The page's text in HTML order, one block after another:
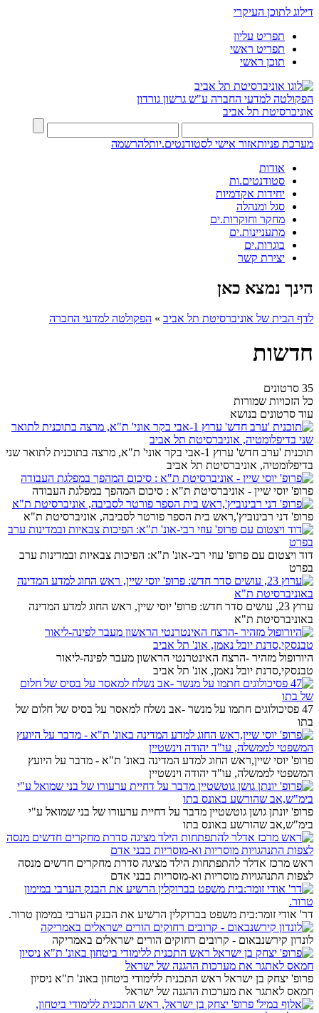
דילוג לתוכן העיקרי
תפריט עליון
תפריט ראשי
תוכן ראשי
הפקולטה למדעי החברה ע"ש גרשון גורדון
אוניברסיטת תל אביב
מערכת פניותאזור אישי לסטודנטים.יותלהרשמה
אודות
סטודנטים.ות
יחידות אקדמיות
סגל ומנהלה
מחקר וחוקרות.ים
מתעניינות.ים
בוגרות.ים
יצירת קשר
הינך נמצא כאן
לדף הבית של אוניברסיטת תל אביב » הפקולטה למדעי החברה
חדשות
35 סרטונים
כל הזכויות שמורות
עוד סרטונים בנושא
תוכנית 'ערב חדש' ערוץ 1-אבי בקר אוני' ת"א, מרצה בתוכנית לתואר שני
בדיפלומטיה, אוניברסיטת תל אביב
פרופ' יוסי שיין - אוניברסיטת ת"א : סיכום המהפך במפלגת העבודה
פרופ' דני רבינוביץ',ראש בית הספר פורטר לסביבה, אוניברסיטת ת"א
דוד ויצטום עם פרופ' עוזי רבי-אונ' ת"א: הפיכות צבאיות ובמדינות ערב
בפרט
ערוץ 23, עושים סדר חדש: פרופ' יוסי שיין, ראש החוג למדע המדינה
באוניברסיטת ת"א
היורופול מזהיר -הרצח האינטרנטי הראשון מעבר לפינה-ליאור
טבנסקי,סדנת יובל נאמן, אונ' תל אביב
47 פסיכולוגים חתמו על מנשר -אב נשלח למאסר על בסיס של חלום של
בתו
פרופ' יוסי שיין,ראש החוג למדע המדינה באונ' ת"א - מדבר על היועץ
המשפטי לממשלה, עו"ד יהודה וינשטיין
פרופ' יונתן גושן גוטשטיין מדבר על דחיית ערעורו של בני שמואל ע"י
בימ"ש,אב שהורשע באונס בתו
ראש מרכז אדלר להתפתחות הילד מציגה סדרת מחקרים חדשים מנסה
לצפות התנהגויות מוסריות וא-מוסריות בבני אדם
דר' אודי זומר:בית משפט בברוקלין הרשיע את הבנק הערבי במימון טרור.
לונדון קירשנבאום - קרובים רחוקים הורים ישראלים באמריקה
פרופ' יצחק בן ישראל ראש התכנית ללימודי ביטחון באונ' ת"א ניסיון
חמאס לאתגר את מערכות ההגנה של ישראל